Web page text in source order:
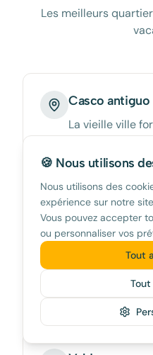
Les meilleurs
Casco antiguo
La vieille ville
Le cœur de
Playa de los
10 km de plage
nord pour le
calme pour la
🍪 Nous utilisons
Nous utilisons des
expérience sur notre
Vous pouvez accepter
ou personnaliser vos
Tout